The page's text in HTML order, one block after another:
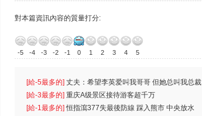
對本篇資訊內容的質量打分:
-5 -4 -3 -2 -1 0 1 2 3 4 5
[給-5最多的] 丈夫：希望李英爱叫我哥哥 但她总叫我总裁
先
[給-3最多的] 重庆A级景区接待游客超千万
[給-1最多的]恒指瀉377失最後防線 踩入熊市 中央放水